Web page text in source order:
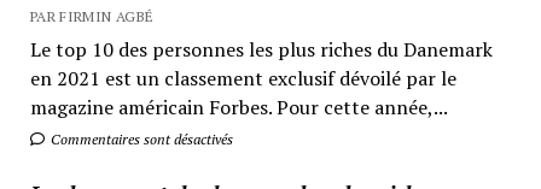
PAR FIRMIN AGBÉ
Le top 10 des personnes les plus riches du Danemark
en 2021 est un classement exclusif dévoilé par le
magazine américain Forbes. Pour cette année,...
Commentaires sont désactivés